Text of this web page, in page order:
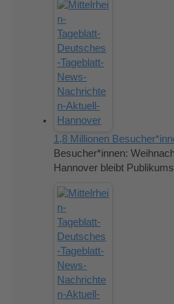
1,8 Millionen
Besucher*innen:
Hannover bleibt